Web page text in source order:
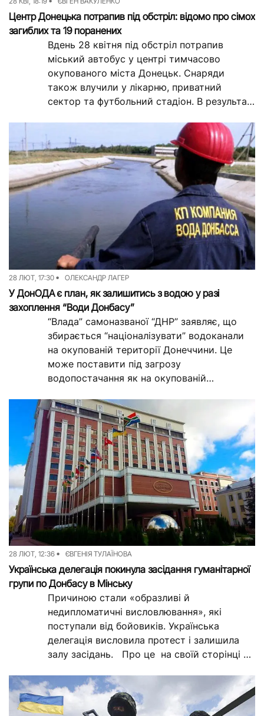
Центр Донецька потрапив під обстріл: відомо про сімох
загиблих та 19 поранених
Вдень 28 квітня під обстріл потрапив
міський автобус у центрі тимчасово
окупованого міста Донецьк. Снаряди
також влучили у лікарню, приватний
сектор та футбольний стадіон. В результаті
28 ЛЮТ, 17:30 ОЛЕКСАНДР ЛАГЕР
У ДонОДА є план, як залишитись з водою у разі
захоплення “Води Донбасу”
“Влада” самоназваної “ДНР” заявляє, що
збирається “націоналізувати” водоканали
на окупованій території Донеччини. Це
може поставити під загрозу
водопостачання як на окупованій
території. Однак очільник...
28 ЛЮТ, 12:36 ЄВГЕНІЯ ТУЛАЇНОВА
Українська делегація покинула засідання гуманітарної
групи по Донбасу в Мінську
Причиною стали «образливі й
недипломатичні висловлювання», які
поступали від бойовиків. Українська
делегація висловила протест і залишила
залу засідань. Про це на своїй сторінці у